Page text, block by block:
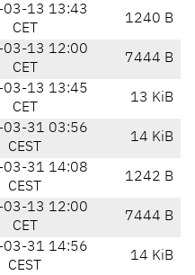
03-13 13:43
CET
1240 B
03-13 12:00
CET
7444 B
03-13 13:45
CET
13 KiB
03-31 03:56
CEST
14 KiB
03-31 14:08
CEST
1242 B
03-13 12:00
CET
7444 B
03-31 14:56
CEST
14 KiB